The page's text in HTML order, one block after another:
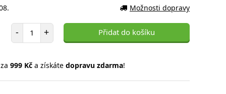
Možnosti dopravy
- Počet položek
+ Přidat do košíku
999 Kča získáte dopravu zdarma!